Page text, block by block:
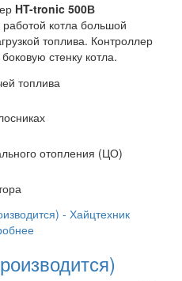
HT-tronic 500В
котла большой
топлива. Контроллер
стенку котла.